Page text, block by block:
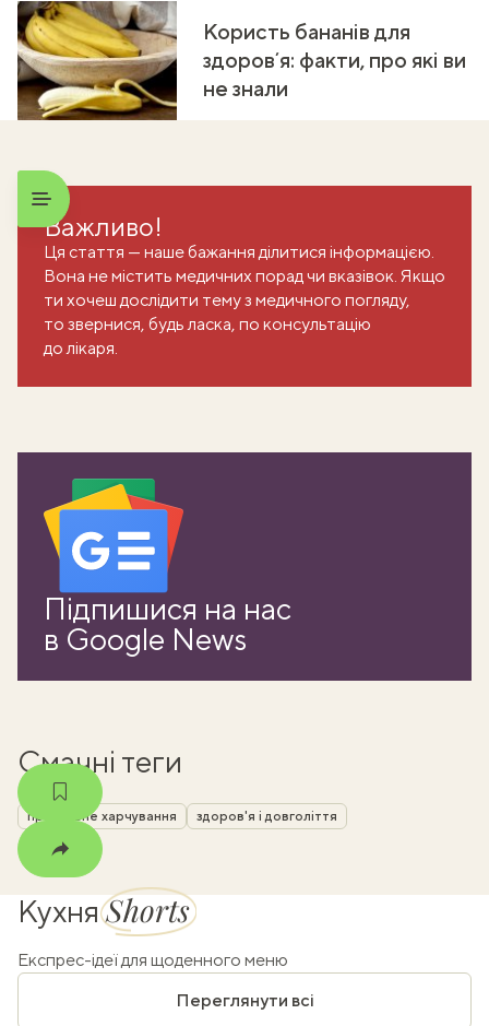
Користь бананів для
здоровʼя: факти, про які ви
не знали
Важливо!
Ця стаття — наше бажання ділитися інформацією.
Вона не містить медичних порад чи вказівок. Якщо
ти хочеш дослідити тему з медичного погляду,
то звернися, будь ласка, по консультацію
до лікаря.
Підпишися на нас
в Google News
Смачні теги
правильне харчування здоров'я і довголіття
КухняShorts
Експрес-ідеї для щоденного меню
Переглянути всі